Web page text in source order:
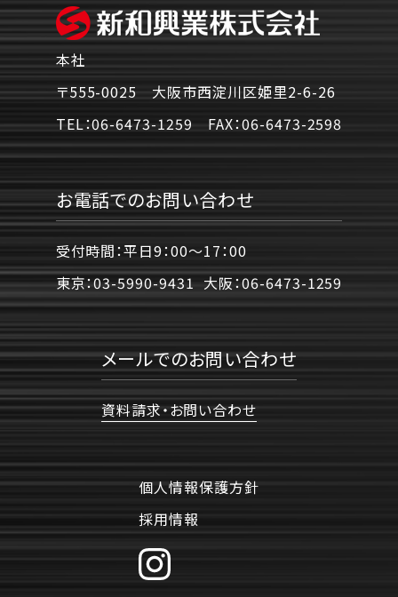
本社
〒555-0025 大阪市西淀川区姫里2-6-26
TEL：06-6473-1259 FAX：06-6473-2598
お電話でのお問い合わせ
受付時間：平日9：00〜17：00
東京：03-5990-9431 大阪：06-6473-1259
メールでのお問い合わせ
資料請求・お問い合わせ
個人情報保護方針
採用情報